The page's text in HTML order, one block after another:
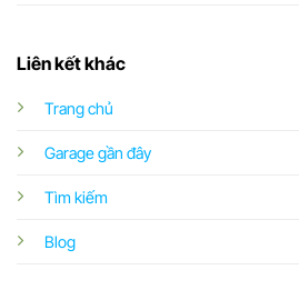
Liên kết khác
Trang chủ
Garage gần đây
Tìm kiếm
Blog